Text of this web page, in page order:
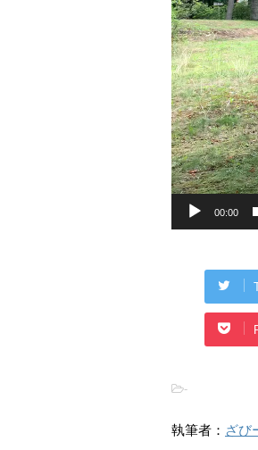
ヤ
ー
00:00
-
執筆者： ざび